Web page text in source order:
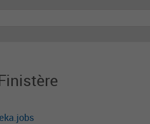
enfants dans le cadre des accueils de